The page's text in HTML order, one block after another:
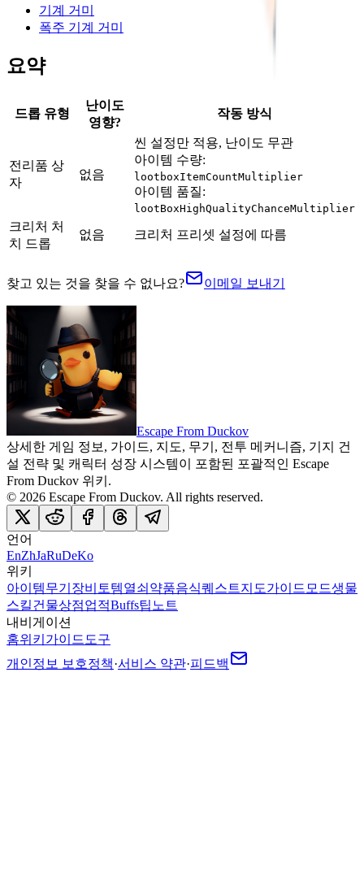
기계 거미
폭주 기계 거미
요약
드롭 유형
난이도
영향?
작동 방식
전리품 상
자
없음
씬 설정만 적용, 난이도 무관
아이템 수량:
lootboxItemCountMultiplier
아이템 품질:
lootBoxHighQualityChanceMultiplier
크리처 처
치 드롭
없음 크리처 프리셋 설정에 따름
찾고 있는 것을 찾을 수 없나요? 이메일 보내기
Escape From Duckov
상세한 게임 정보, 가이드, 지도, 무기, 전투 메커니즘, 기지 건
설 전략 및 캐릭터 성장 시스템이 포함된 포괄적인 Escape
From Duckov 위키.
© 2026 Escape From Duckov. All rights reserved.
언어
EnZhJaRuDeKo
위키
아이템무기 장비 토템열쇠 약품음식퀘스트지도가이드 모드생물
스킬건물상점업적Buffs팁 노트
내비게이션
홈위키 가이드 도구
개인정보 보호정책·서비스 약관·피드백